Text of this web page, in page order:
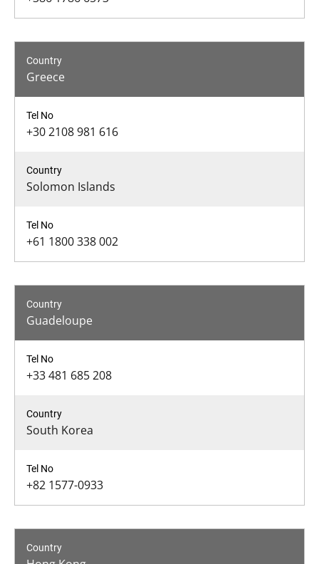
Greece
+30 2108 981 616
Solomon Islands
+61 1800 338 002
Guadeloupe
+33 481 685 208
South Korea
+82 1577-0933